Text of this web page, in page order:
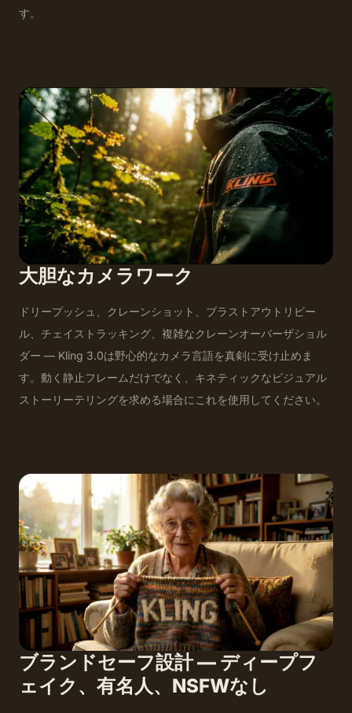
す。
大胆なカメラワーク
ドリープッシュ、クレーンショット、ブラストアウトリビー
ル、チェイストラッキング、複雑なクレーンオーバーザショル
ダー — Kling 3.0は野心的なカメラ言語を真剣に受け止めま
す。動く静止フレームだけでなく、キネティックなビジュアル
ストーリーテリングを求める場合にこれを使用してください。
ブランドセーフ設計 — ディープフ
ェイク、有名人、NSFWなし